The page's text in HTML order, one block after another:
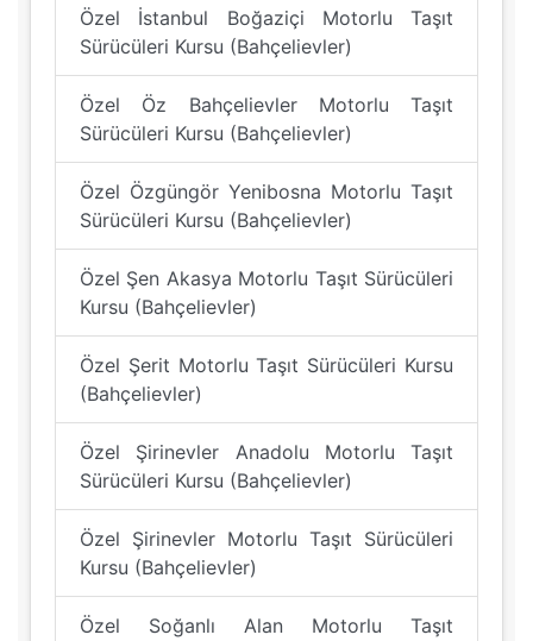
Özel İstanbul Boğaziçi Motorlu Taşıt
Sürücüleri Kursu (Bahçelievler)
Özel Öz Bahçelievler Motorlu Taşıt
Sürücüleri Kursu (Bahçelievler)
Özel Özgüngör Yenibosna Motorlu Taşıt
Sürücüleri Kursu (Bahçelievler)
Özel Şen Akasya Motorlu Taşıt Sürücüleri
Kursu (Bahçelievler)
Özel Şerit Motorlu Taşıt Sürücüleri Kursu
(Bahçelievler)
Özel Şirinevler Anadolu Motorlu Taşıt
Sürücüleri Kursu (Bahçelievler)
Özel Şirinevler Motorlu Taşıt Sürücüleri
Kursu (Bahçelievler)
Özel Soğanlı Alan Motorlu Taşıt